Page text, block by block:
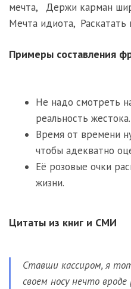
мечта, Держи карман
Мечта идиота, Раскатать
Примеры составления
Не надо смотреть
реальность жестока.
Время от времени
чтобы адекватно
Её розовые очки
жизни.
Цитаты из книг и СМИ
Ставши кассиром, я
своем носу нечто